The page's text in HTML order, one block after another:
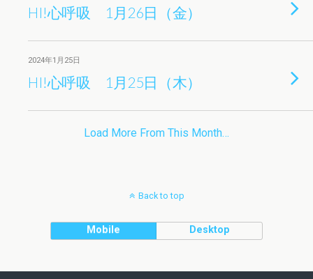
HI!心呼吸 1月26日（金）
2024年1月25日
HI!心呼吸 1月25日（木）
Load More From This Month…
Back to top
Mobile Desktop